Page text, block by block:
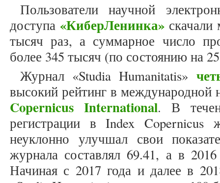
Пользователи научной
доступа «КиберЛенинка»скачали
тысяч раз, а суммарное число
более 345 тысяч (по состоянию на
Журнал «Studia Humanitatis»
высокий рейтинг в международной
Copernicus International. В
регистрации в Index Copernicus
неуклонно улучшал свои
журнала составлял 69.41, а в
Начиная с 2017 года и далее в